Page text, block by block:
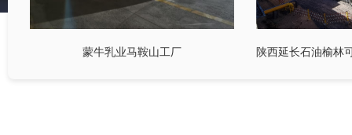
蒙牛乳业马鞍山工厂